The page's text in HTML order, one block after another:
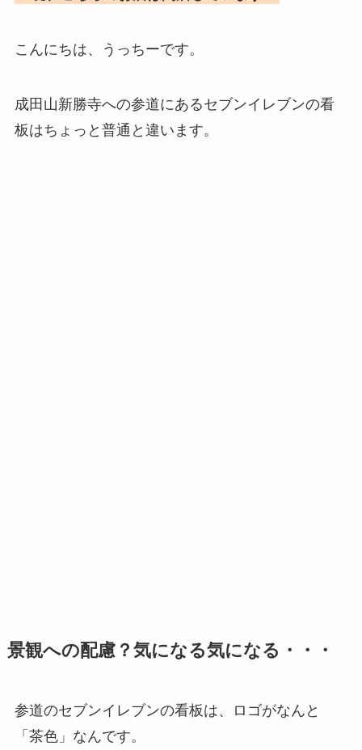
こんにちは、うっちーです。
成田山新勝寺への参道にあるセブンイレブンの看
板はちょっと普通と違います。
景観への配慮？気になる気になる・・・
参道のセブンイレブンの看板は、ロゴがなんと
「茶色」なんです。